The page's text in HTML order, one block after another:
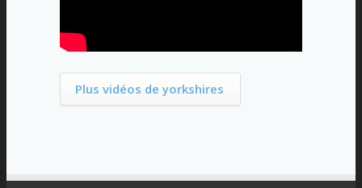
Plus vidéos de yorkshires